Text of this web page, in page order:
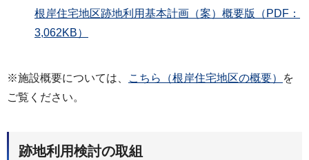
根岸住宅地区跡地利用基本計画（案）概要版（PDF：
3,062KB）
※施設概要については、 こちら（根岸住宅地区の概要）
を
ご覧ください。
跡地利用検討の取組